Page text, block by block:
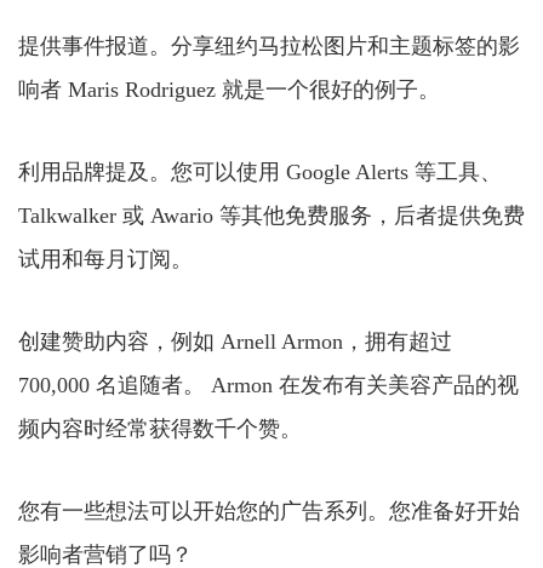
提供事件报道。分享纽约马拉松图片和主题标签的影
响者 Maris Rodriguez 就是一个很好的例子。
利用品牌提及。您可以使用 Google Alerts 等工具、
Talkwalker 或 Awario 等其他免费服务，后者提供免费
试用和每月订阅。
创建赞助内容，例如 Arnell Armon，拥有超过
700,000 名追随者。 Armon 在发布有关美容产品的视
频内容时经常获得数千个赞。
您有一些想法可以开始您的广告系列。您准备好开始
影响者营销了吗？